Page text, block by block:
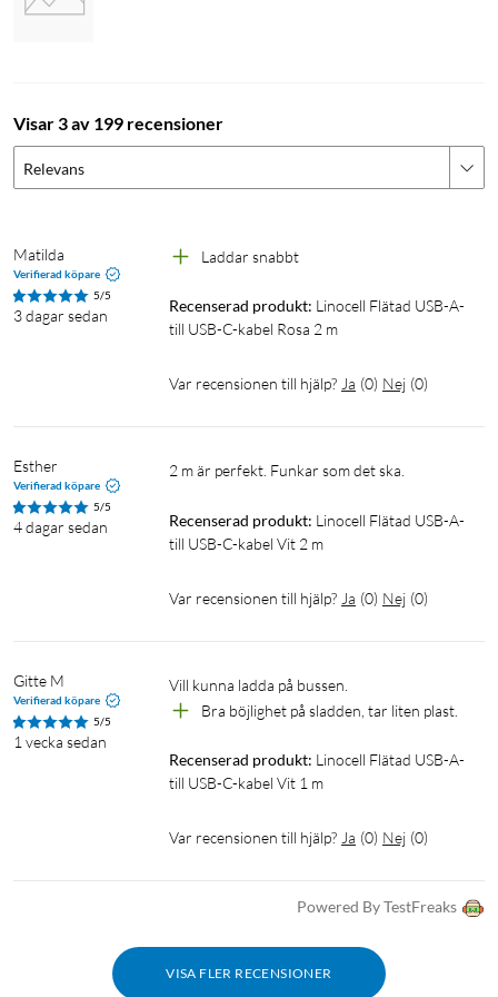
Visar 3 av 199 recensioner
Relevans
Matilda
Verifierad köpare
5/5
3 dagar sedan
Laddar snabbt
Recenserad produkt: Linocell Flätad USB-A-
till USB-C-kabel Rosa 2 m
Var recensionen till hjälp? Ja (0) Nej (0)
Esther
Verifierad köpare
5/5
4 dagar sedan
2 m är perfekt. Funkar som det ska.
Recenserad produkt: Linocell Flätad USB-A-
till USB-C-kabel Vit 2 m
Var recensionen till hjälp? Ja (0) Nej (0)
Gitte M
Verifierad köpare
5/5
1 vecka sedan
Vill kunna ladda på bussen.
Bra böjlighet på sladden, tar liten plast.
Recenserad produkt: Linocell Flätad USB-A-
till USB-C-kabel Vit 1 m
Var recensionen till hjälp? Ja (0) Nej (0)
Powered By TestFreaks
VISA FLER RECENSIONER